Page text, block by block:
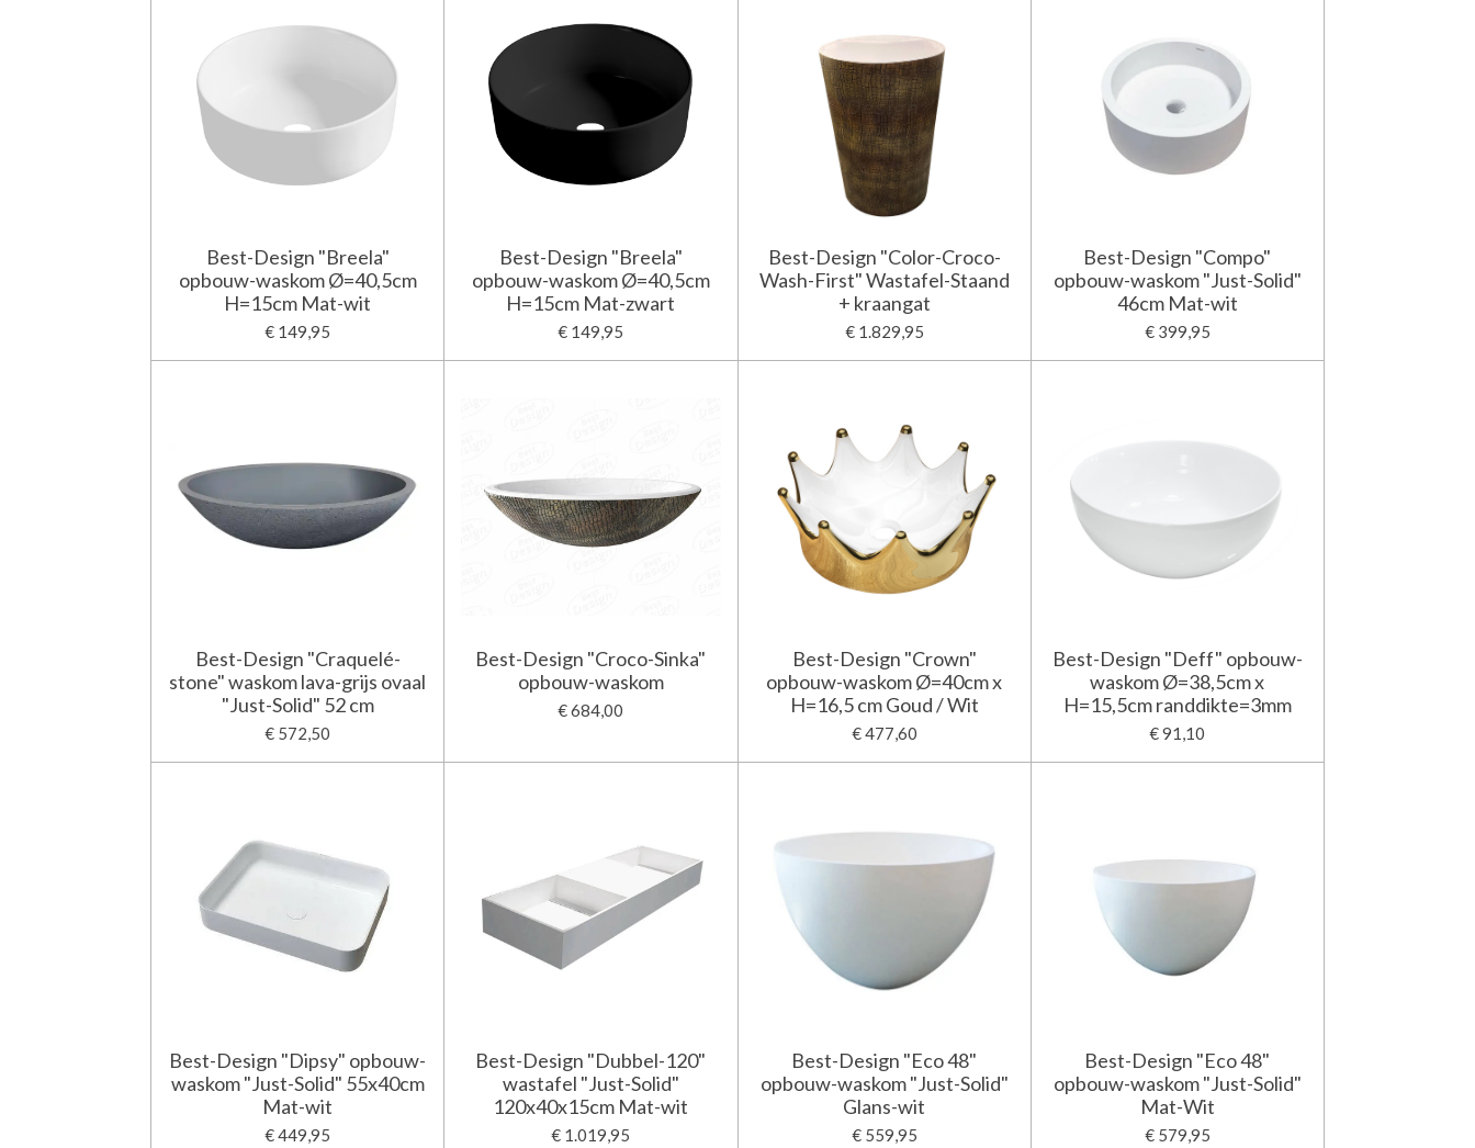
Best-Design "Breela"
opbouw-waskom Ø=40,5cm
H=15cm Mat-wit
€ 149,95
Best-Design "Breela"
opbouw-waskom Ø=40,5cm
H=15cm Mat-zwart
€ 149,95
Best-Design "Color-Croco-
Wash-First" Wastafel-Staand
+ kraangat
€ 1.829,95
Best-Design "Compo"
opbouw-waskom "Just-Solid"
46cm Mat-wit
€ 399,95
Best-Design "Craquelé-
stone" waskom lava-grijs ovaal
"Just-Solid" 52 cm
€ 572,50
Best-Design "Croco-Sinka"
opbouw-waskom
€ 684,00
Best-Design "Crown"
opbouw-waskom Ø=40cm x
H=16,5 cm Goud / Wit
€ 477,60
Best-Design "Deff" opbouw-
waskom Ø=38,5cm x
H=15,5cm randdikte=3mm
€ 91,10
Best-Design "Dipsy" opbouw-
waskom "Just-Solid" 55x40cm
Mat-wit
€ 449,95
Best-Design "Dubbel-120"
wastafel "Just-Solid"
120x40x15cm Mat-wit
€ 1.019,95
Best-Design "Eco 48"
opbouw-waskom "Just-Solid"
Glans-wit
€ 559,95
Best-Design "Eco 48"
opbouw-waskom "Just-Solid"
Mat-Wit
€ 579,95